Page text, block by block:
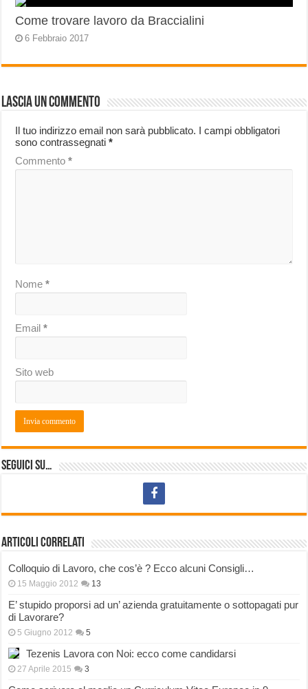
Come trovare lavoro da Braccialini
6 Febbraio 2017
Lascia un commento
Il tuo indirizzo email non sarà pubblicato. I campi obbligatori
sono contrassegnati*
Commento*
Nome*
Email*
Sito web
Seguici su…
Articoli correlati
Colloquio di Lavoro, che cos’è ? Ecco alcuni Consigli…
15 Maggio 2012 13
E’ stupido proporsi ad un’ azienda gratuitamente o sottopagati pur
di Lavorare?
5 Giugno 2012 5
Tezenis Lavora con Noi: ecco come candidarsi
27 Aprile 2015 3